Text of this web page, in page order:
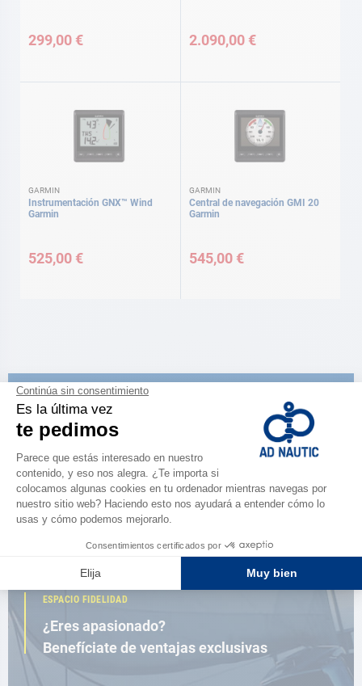
299,00 € 2.090,00 €
GARMIN
Instrumentación GNX™ Wind
Garmin
525,00 €
GARMIN
Central de navegación GMI 20
Garmin
545,00 €
CATÁLOGO
la nueva guía AD 2026
NAVEGAR POR EL CATÁLOGO
ESPACIO FIDELIDAD
¿Eres apasionado?
Benefíciate de ventajas exclusivas